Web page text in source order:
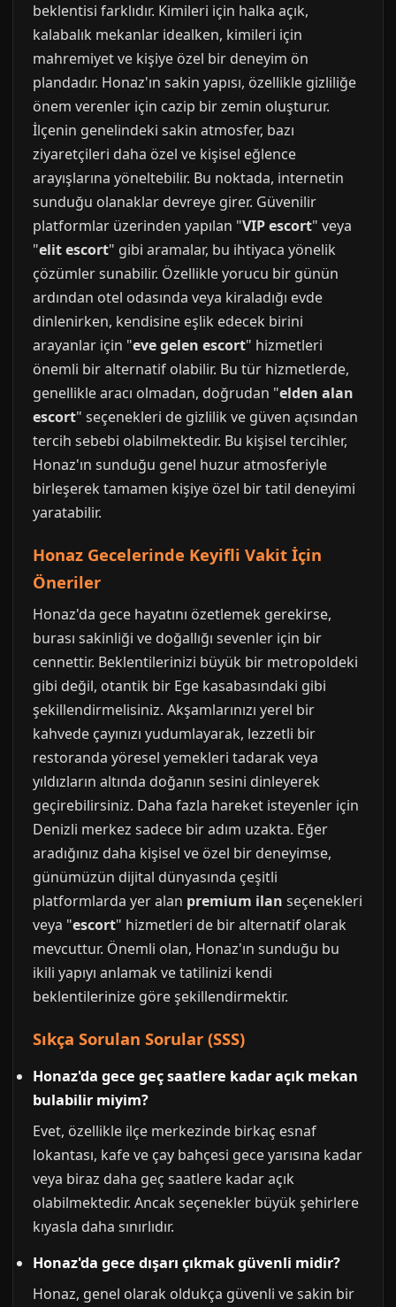
beklentisi farklıdır. Kimileri için halka açık,
kalabalık mekanlar idealken, kimileri için
mahremiyet ve kişiye özel bir deneyim ön
plandadır. Honaz'ın sakin yapısı, özellikle gizliliğe
önem verenler için cazip bir zemin oluşturur.
İlçenin genelindeki sakin atmosfer, bazı
ziyaretçileri daha özel ve kişisel eğlence
arayışlarına yöneltebilir. Bu noktada, internetin
sunduğu olanaklar devreye girer. Güvenilir
platformlar üzerinden yapılan "VIP escort" veya
"elit escort" gibi aramalar, bu ihtiyaca yönelik
çözümler sunabilir. Özellikle yorucu bir günün
ardından otel odasında veya kiraladığı evde
dinlenirken, kendisine eşlik edecek birini
arayanlar için "eve gelen escort" hizmetleri
önemli bir alternatif olabilir. Bu tür hizmetlerde,
genellikle aracı olmadan, doğrudan "elden alan
escort" seçenekleri de gizlilik ve güven açısından
tercih sebebi olabilmektedir. Bu kişisel tercihler,
Honaz'ın sunduğu genel huzur atmosferiyle
birleşerek tamamen kişiye özel bir tatil deneyimi
yaratabilir.
Honaz Gecelerinde Keyifli Vakit İçin
Öneriler
Honaz'da gece hayatını özetlemek gerekirse,
burası sakinliği ve doğallığı sevenler için bir
cennettir. Beklentilerinizi büyük bir metropoldeki
gibi değil, otantik bir Ege kasabasındaki gibi
şekillendirmelisiniz. Akşamlarınızı yerel bir
kahvede çayınızı yudumlayarak, lezzetli bir
restoranda yöresel yemekleri tadarak veya
yıldızların altında doğanın sesini dinleyerek
geçirebilirsiniz. Daha fazla hareket isteyenler için
Denizli merkez sadece bir adım uzakta. Eğer
aradığınız daha kişisel ve özel bir deneyimse,
günümüzün dijital dünyasında çeşitli
platformlarda yer alan premium ilan seçenekleri
veya "escort" hizmetleri de bir alternatif olarak
mevcuttur. Önemli olan, Honaz'ın sunduğu bu
ikili yapıyı anlamak ve tatilinizi kendi
beklentilerinize göre şekillendirmektir.
Sıkça Sorulan Sorular (SSS)
Honaz'da gece geç saatlere kadar açık mekan
bulabilir miyim?
Evet, özellikle ilçe merkezinde birkaç esnaf
lokantası, kafe ve çay bahçesi gece yarısına kadar
veya biraz daha geç saatlere kadar açık
olabilmektedir. Ancak seçenekler büyük şehirlere
kıyasla daha sınırlıdır.
Honaz'da gece dışarı çıkmak güvenli midir?
Honaz, genel olarak oldukça güvenli ve sakin bir